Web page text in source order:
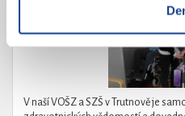
V naší VOŠZ a SZŠ v Trutnově je